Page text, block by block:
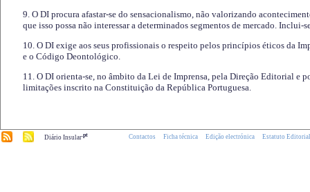
9. O DI procura afastar-se do sensacionalismo, não valorizando
que isso possa não interessar a determinados segmentos de mercado.
10. O DI exige aos seus profissionais o respeito pelos princípios éticos da
e o Código Deontológico.
11. O DI orienta-se, no âmbito da Lei de Imprensa, pela Direção Editorial e
limitações inscrito na Constituição da República Portuguesa.
Diário Insular.pt Contactos Ficha técnica Edição electrónica Estatuto Editorial